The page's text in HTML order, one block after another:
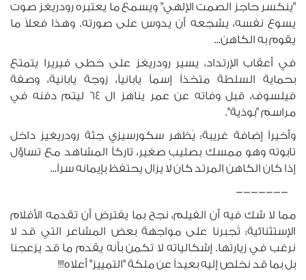
"ينكسر حاجز الصمت الإلهي" ويسمع ما يعتبره رودريغز صوت
يسوع نفسه، يشجعه أن يدوس على صورته. وهذا فعلاً ما
يقوم به الكاهن...
في أعقاب الإرتداد، يسير رودريغز على خطى فيريرا يتمتع
بحماية السلطة متخذاً إسماً يابانياً، زوجة يابانية، وصفة
فيلسوف، قبل وفاته عن عمر يناهز ال 64 ليتم دفنه في
مراسم "بوذية".
وأخيراً إضافة غريبة: يُظهِر سكورسيزي جثة رودريغيز داخل
تابوته وهو ممسك بصليبٍ صغير، تاركاً المشاهد مع تساؤل
إذا كان الكاهن المرتد كان لا يزال يحتفظ بإيمانه سراً...
-------
مما لا شك فيه أن الفيلم، نجح بما يفترض أن تقدمه الأفلام
الإستثنائية: تُجبرنا على مواجهة بعض المشاعر التي قد لا
نرغب في زيارتها. إشكالياته لا تكمن بأنه يقدم ما قد يزعجنا
بل بما قد نخلص إليه بعيداً عن ملكة "التمييز" أعلاه!!!